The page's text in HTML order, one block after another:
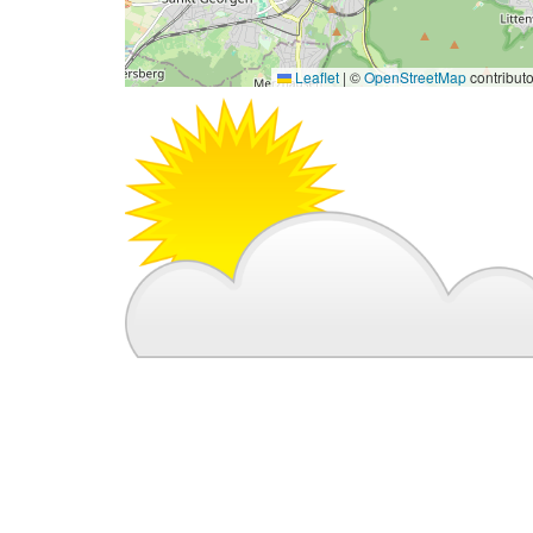
Leaflet | ©OpenStreetMap